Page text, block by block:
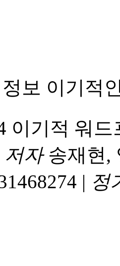
보 이기적
이기적 워
저자송재현,
| 정